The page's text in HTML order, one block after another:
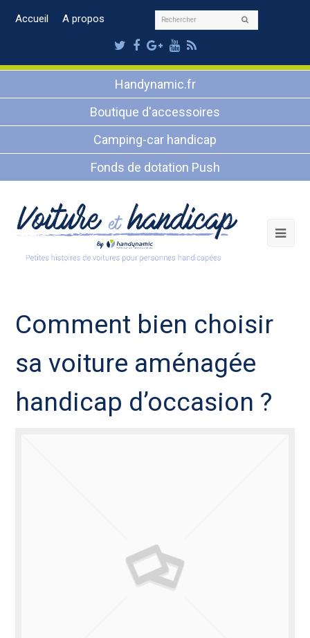
Accueil A propos Rechercher
Twitter
Facebook
Google
Plus
Youtube
RSS
Handynamic.fr
Boutique d'accessoires
Camping-car handicap
Fonds de dotation Push
Comment bien choisir
sa voiture aménagée
handicap d’occasion ?